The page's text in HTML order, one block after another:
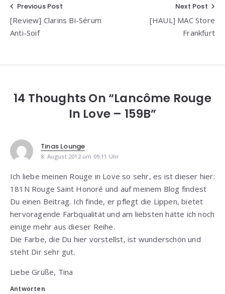
Beitragsnavigation
Previous Post
[Review] Clarins Bi-Sérum
Anti-Soif
Next Post
[HAUL] MAC Store
Frankfurt
14 Thoughts On “Lancôme Rouge
In Love – 159B”
Tinas Lounge
8. August 2012 um 09:11 Uhr
Ich liebe meinen Rouge in Love so sehr, es ist dieser hier:
181N Rouge Saint Honoré und auf meinem Blog findest
Du einen Beitrag. Ich finde, er pflegt die Lippen, bietet
hervoragende Farbqualität und am liebsten hätte ich noch
einige mehr aus dieser Reihe.
Die Farbe, die Du hier vorstellst, ist wunderschön und
steht Dir sehr gut.
Liebe Grüße, Tina
Antworten